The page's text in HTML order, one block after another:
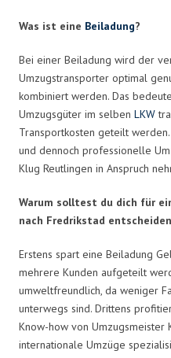
Was ist eine Beiladung?
Bei einer Beiladung wird der
Umzugstransporter optimal
kombiniert werden. Das
Umzugsgüter im selben LKW
Transportkosten geteilt
und dennoch professionelle
Klug Reutlingen in Anspruch
Warum solltest du dich für
nach Fredrikstad
Erstens spart eine Beiladung
mehrere Kunden aufgeteilt
umweltfreundlich, da weniger
unterwegs sind. Drittens
Know-how von Umzugsmeister
internationale Umzüge